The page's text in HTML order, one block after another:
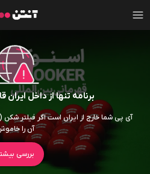
برنامه تنها از داخل
آن را
بررسی